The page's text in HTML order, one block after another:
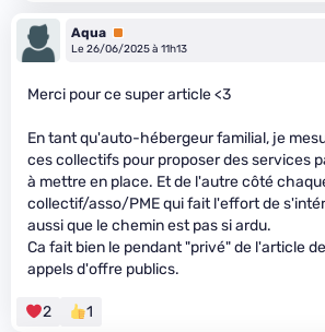
Aqua Premium
Le 26/06/2025 à 11h13
Merci pour ce super article <3
En tant qu'auto-hébergeur familial, je
ces collectifs pour proposer des services
à mettre en place. Et de l'autre côté
collectif/asso/PME qui fait l'effort de
aussi que le chemin est pas si ardu.
Ca fait bien le pendant "privé" de l'article
appels d'offre publics.
2 1